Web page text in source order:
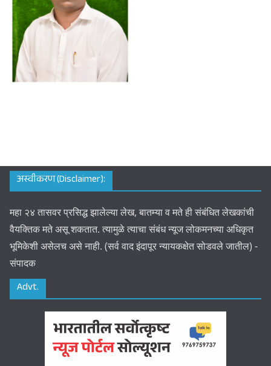
अस्वीकरण (Disclaimer):
महा २४ तासवर प्रसिद्ध झालेल्या लेख, बातम्या व मते ही संबंधित लेखकांची
वैयक्तिक मते असू शकतात. त्यामुळे त्याचा संबंध न्यूज लोकमनच्या अधिकृत
भूमिकेशी असेलच असे नाही. (सर्व वाद इंदापूर न्यायकक्षेत सोडवले जातील) -
संपादक
Advt.